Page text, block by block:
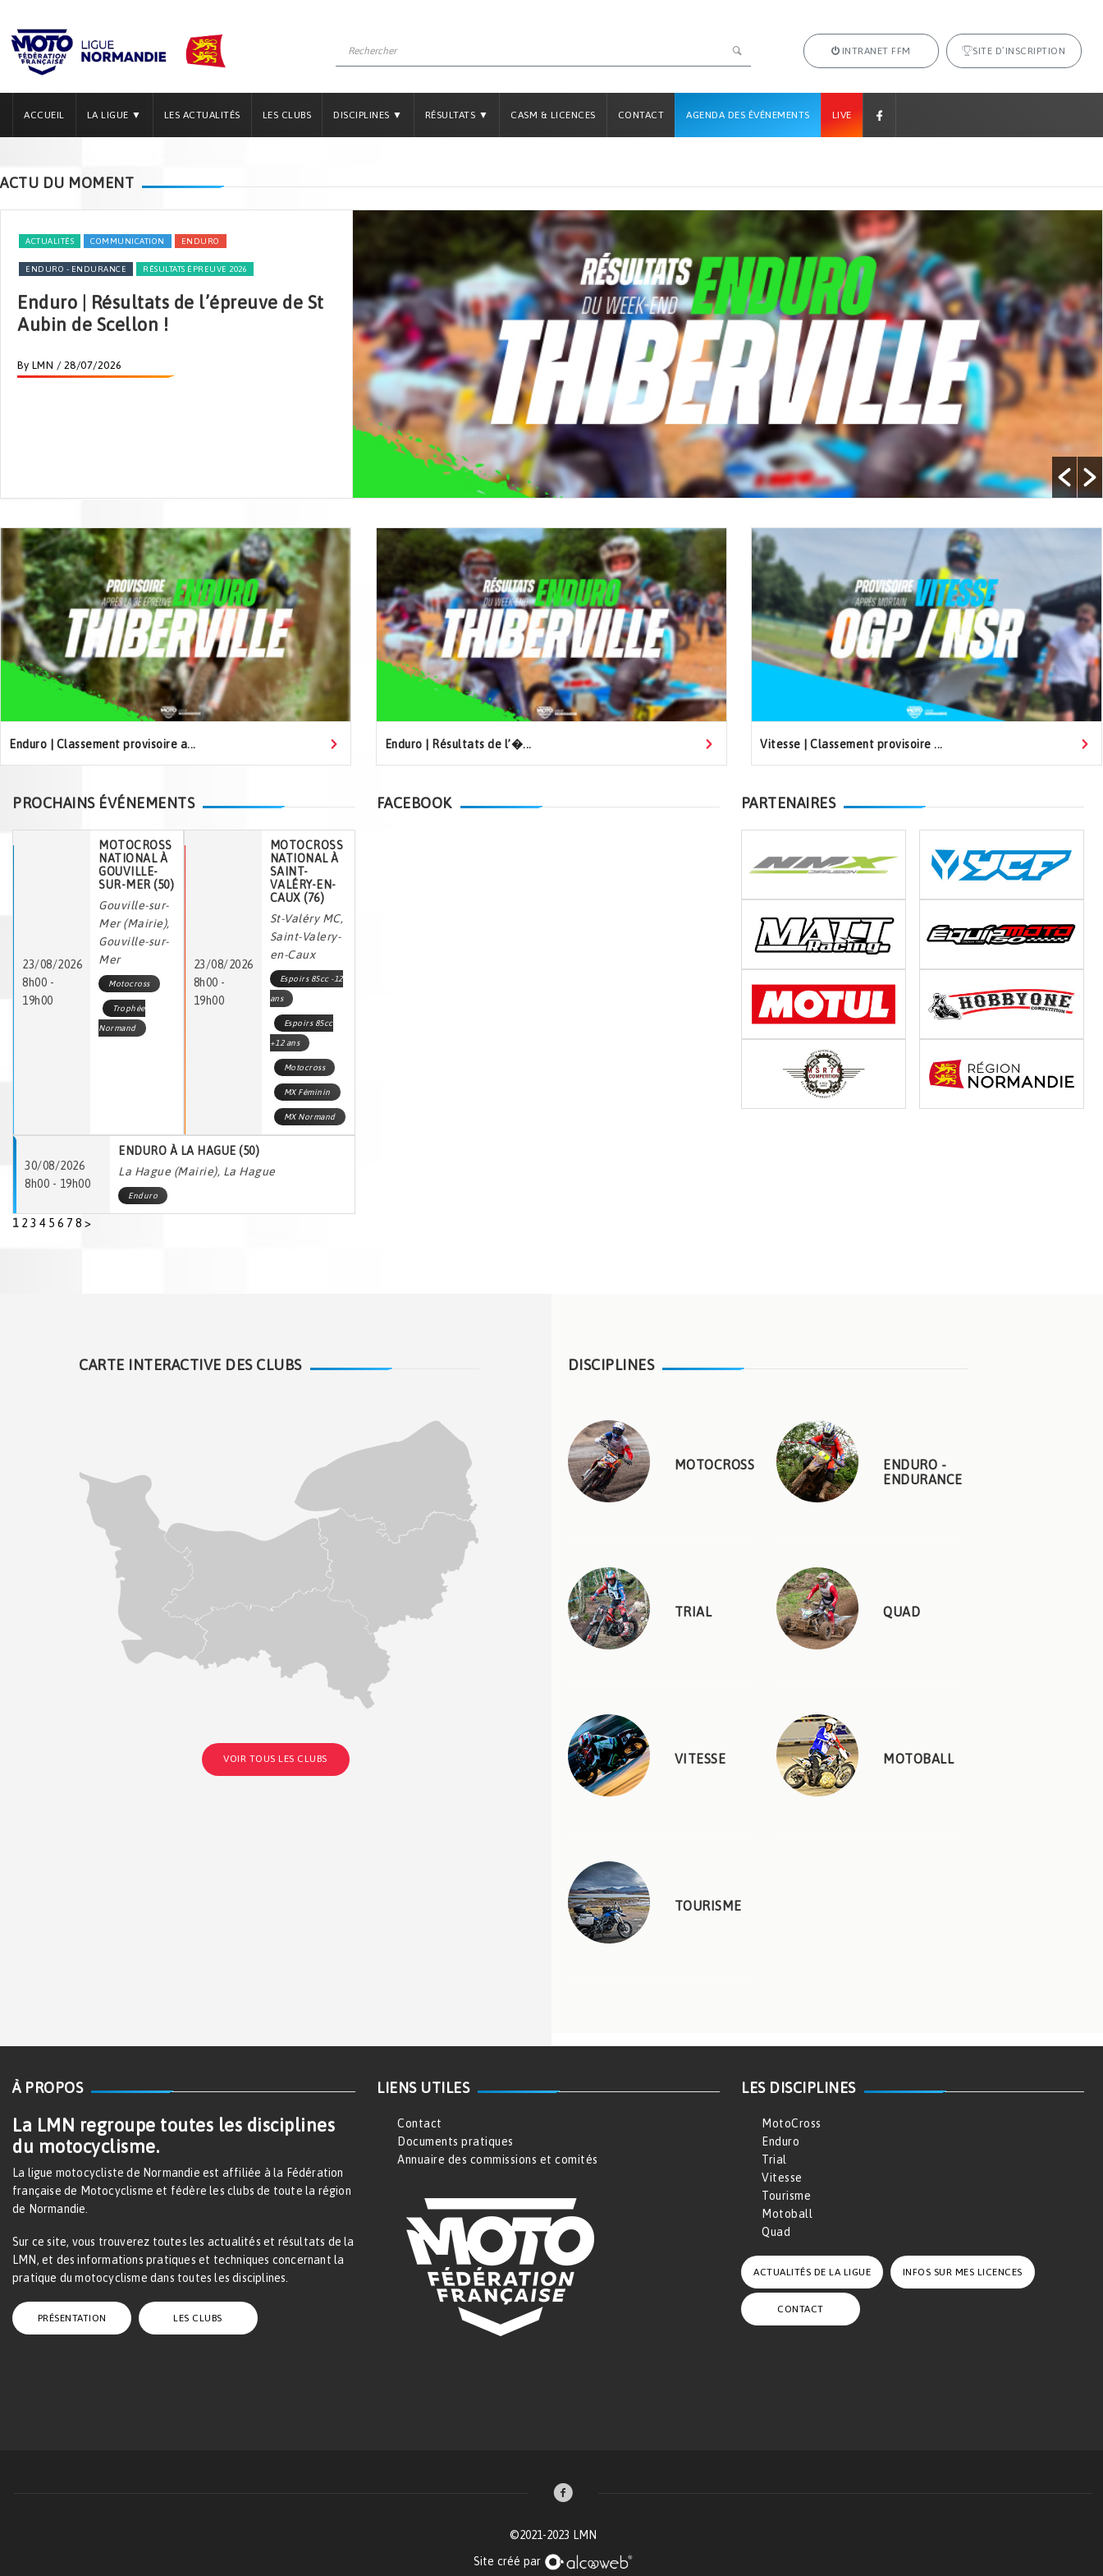
INTRANET FFM SITE D’INSCRIPTION
ACCUEIL LA LIGUE ▼ LES ACTUALITÉS LES CLUBS DISCIPLINES ▼ RÉSULTATS ▼ CASM & LICENCES CONTACT AGENDA DES ÉVÉNEMENTS LIVE
ACTU DU MOMENT
ACTUALITÉS COMMUNICATION RÉSULTATS ÉPREUVE 2026
VITESSE
Vitesse | Classement provisoire OGP &
NSR après Mortain 2026 !
By LMN / 28/07/2026
Enduro | Classement provisoire a... Enduro | Résultats de l’�... Vitesse | Classement provisoire ...
PROCHAINS ÉVÉNEMENTS
23/08/2026
8h00 -
19h00
MOTOCROSS
NATIONAL À
GOUVILLE-
SUR-MER (50)
Gouville-sur-
Mer (Mairie),
Gouville-sur-
Mer
Motocross
Trophée
Normand
23/08/2026
8h00 -
19h00
MOTOCROSS
NATIONAL À
SAINT-
VALÉRY-EN-
CAUX (76)
St-Valéry MC,
Saint-Valery-
en-Caux
Espoirs 85cc -12
ans
Espoirs 85cc
+12 ans
Motocross
MX Féminin
MX Normand
30/08/2026
8h00 - 19h00
ENDURO À LA HAGUE (50)
La Hague (Mairie), La Hague
Enduro
1 2 3 4 5 6 7 8 >
FACEBOOK PARTENAIRES
CARTE INTERACTIVE DES CLUBS
VOIR TOUS LES CLUBS
DISCIPLINES
MOTOCROSS
ENDURO -
ENDURANCE
TRIAL QUAD
VITESSE MOTOBALL
TOURISME
À PROPOS
La LMN regroupe toutes les disciplines
du motocyclisme.
La ligue motocycliste de Normandie est affiliée à la Fédération
française de Motocyclisme et fédère les clubs de toute la région
de Normandie.
Sur ce site, vous trouverez toutes les actualités et résultats de la
LMN, et des informations pratiques et techniques concernant la
pratique du motocyclisme dans toutes les disciplines.
PRÉSENTATION LES CLUBS
LIENS UTILES
Contact
Documents pratiques
Annuaire des commissions et comités
LES DISCIPLINES
MotoCross
Enduro
Trial
Vitesse
Tourisme
Motoball
Quad
ACTUALITÉS DE LA LIGUE INFOS SUR MES LICENCES
CONTACT
©2021-2023 LMN
Site créé par